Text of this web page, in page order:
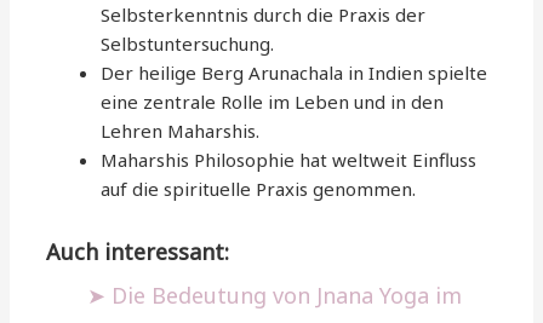
Selbsterkenntnis durch die Praxis der
Selbstuntersuchung.
Der heilige Berg Arunachala in Indien spielte
eine zentrale Rolle im Leben und in den
Lehren Maharshis.
Maharshis Philosophie hat weltweit Einfluss
auf die spirituelle Praxis genommen.
Auch interessant:
Die Bedeutung von Jnana Yoga im